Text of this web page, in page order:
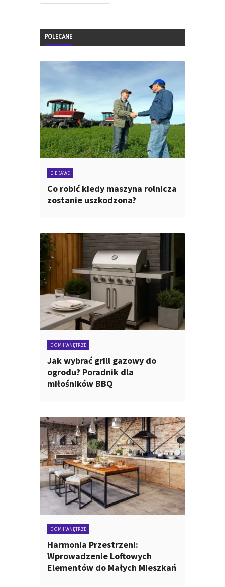
POLECANE
CIEKAWE
Co robić kiedy maszyna rolnicza
zostanie uszkodzona?
DOM I WNĘTRZE
Jak wybrać grill gazowy do
ogrodu? Poradnik dla
miłośników BBQ
DOM I WNĘTRZE
Harmonia Przestrzeni:
Wprowadzenie Loftowych
Elementów do Małych Mieszkań